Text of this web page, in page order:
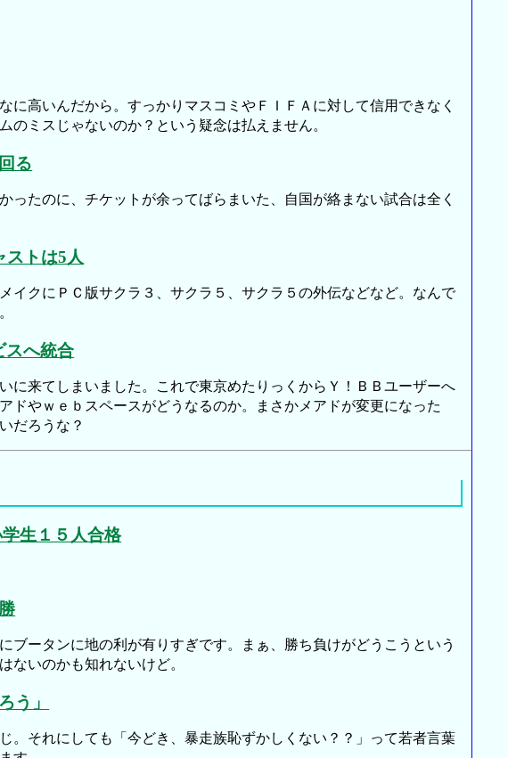
高いんだから。すっかりマスコミやＦＩＦＡに対して信用できなく
のミスじゃないのか？という疑念は払えません。
る
たのに、チケットが余ってばらまいた、自国が絡まない試合は全く
ストは5人
クにＰＣ版サクラ３、サクラ５、サクラ５の外伝などなど。なんで
スへ統合
来てしまいました。これで東京めたりっくからＹ！ＢＢユーザーへ
ドやｗｅｂスペースがどうなるのか。まさかメアドが変更になった
だろうな？
生１５人合格
ータンに地の利が有りすぎです。まぁ、勝ち負けがどうこうという
ないのかも知れないけど。
う」
それにしても「今どき、暴走族恥ずかしくない？？」って若者言葉